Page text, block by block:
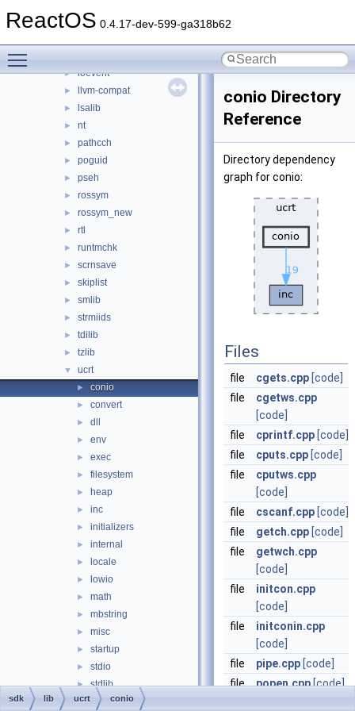
ReactOS 0.4.17-dev-599-ga318b62
► gcc-compat
► ioevent
► llvm-compat
► lsalib
► nt
► pathcch
► poguid
► pseh
► rossym
► rossym_new
► rtl
► runtmchk
► scrnsave
► skiplist
► smlib
► strmiids
► tdilib
► tzlib
▼ ucrt
► conio
► convert
► dll
► env
► exec
► filesystem
► heap
► inc
► initializers
► internal
► locale
► lowio
► math
► mbstring
► misc
► startup
► stdio
► stdlib
► string
conio Directory
Reference
Directory dependency
graph for conio:
Files
file cgets.cpp [code]
file
cgetws.cpp
[code]
file
cprintf.cpp [code]
file
cputs.cpp [code]
file
cputws.cpp
[code]
file
cscanf.cpp [code]
file
getch.cpp [code]
file
getwch.cpp
[code]
file
initcon.cpp
[code]
file
initconin.cpp
[code]
file
pipe.cpp [code]
file popen.cpp [code]
sdk lib ucrt conio